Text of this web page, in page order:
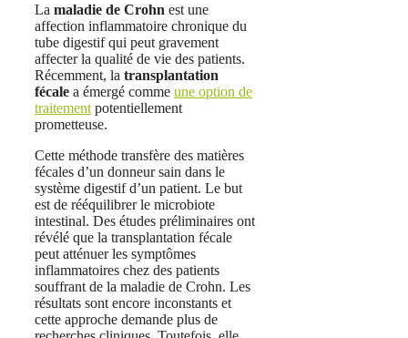
La maladie de Crohn est une
affection inflammatoire chronique du
tube digestif qui peut gravement
affecter la qualité de vie des patients.
Récemment, la transplantation
fécale a émergé comme une option de
traitement potentiellement
prometteuse.
Cette méthode transfère des matières
fécales d’un donneur sain dans le
système digestif d’un patient. Le but
est de rééquilibrer le microbiote
intestinal. Des études préliminaires ont
révélé que la transplantation fécale
peut atténuer les symptômes
inflammatoires chez des patients
souffrant de la maladie de Crohn. Les
résultats sont encore inconstants et
cette approche demande plus de